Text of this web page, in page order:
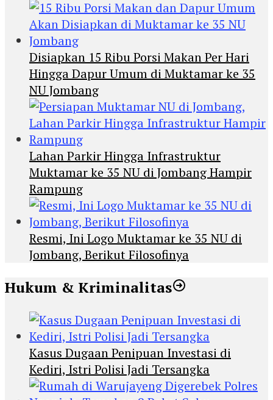
Disiapkan 15 Ribu Porsi Makan Per Hari
Hingga Dapur Umum di Muktamar ke 35
NU Jombang
Lahan Parkir Hingga Infrastruktur
Muktamar ke 35 NU di Jombang Hampir
Rampung
Resmi, Ini Logo Muktamar ke 35 NU di
Jombang, Berikut Filosofinya
Hukum & Kriminalitas
Kasus Dugaan Penipuan Investasi di
Kediri, Istri Polisi Jadi Tersangka